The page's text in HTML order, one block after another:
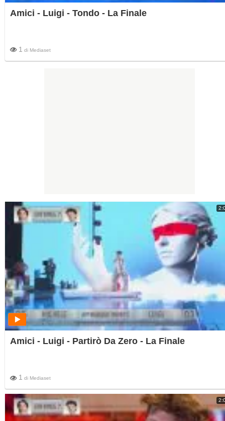
Amici - Luigi - Tondo - La Finale
1 di Mediaset
Amici - Luigi - Partirò Da Zero - La Finale
1 di Mediaset